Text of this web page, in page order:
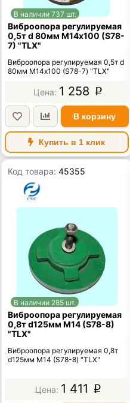
В наличии 737 шт.
Виброопора регулируемая
0,5т d 80мм М14х100 (S78-
7) "TLX"
Виброопора регулируемая 0,5т d
80мм М14х100 (S78-7) "TLX"
1 258 p
В корзину
Купить в 1 клик
Код товара:45355
В наличии 285 шт.
Виброопора регулируемая
0,8т d125мм М14 (S78-8)
"TLX"
Виброопора регулируемая 0,8т
d125мм М14 (S78-8) "TLX"
1 411 p